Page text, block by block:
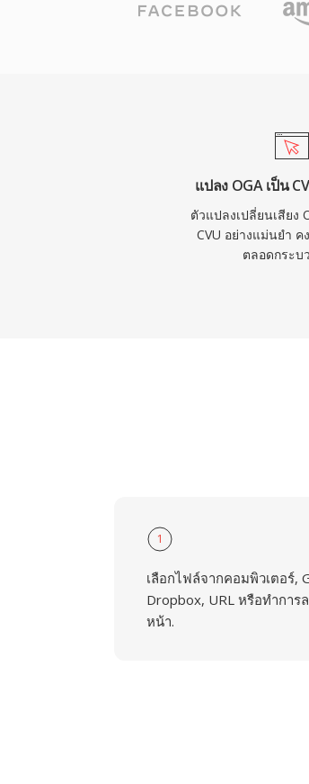
แปลง OGA เป็น
ตัวแปลงเปลี่ยนเสียง
CVU อย่างแม่นยำ
ตลอดกระบ
1
เลือกไฟล์จากคอมพิวเตอร์,
Dropbox, URL หรือทำการ
หน้า.